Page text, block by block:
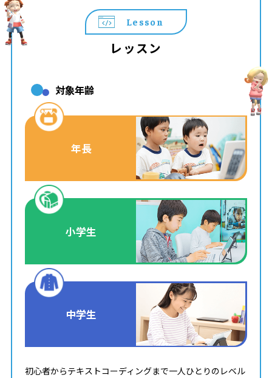
Lesson
レッスン
対象年齢
年長
小学生
中学生
初心者からテキストコーディングまで一人ひとりのレベル